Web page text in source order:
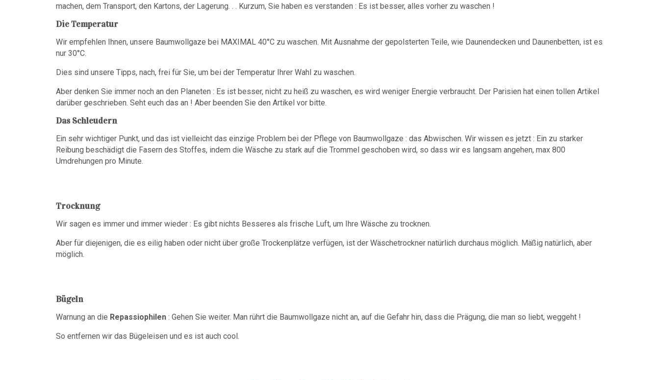
machen, dem Transport, den Kartons, der Lagerung. . . Kurzum, Sie haben es verstanden : Es ist besser, alles vorher zu waschen !
Die Temperatur
Wir empfehlen Ihnen, unsere Baumwollgaze bei MAXIMAL 40°C zu waschen. Mit Ausnahme der gepolsterten Teile, wie Daunendecken und Daunenbetten, ist es
nur 30°C.
Dies sind unsere Tipps, nach, frei für Sie, um bei der Temperatur Ihrer Wahl zu waschen.
Aber denken Sie immer noch an den Planeten : Es ist besser, nicht zu heiß zu waschen, es wird weniger Energie verbraucht. Der Parisien hat einen tollen Artikel
darüber geschrieben. Seht euch das an ! Aber beenden Sie den Artikel vor bitte.
Das Schleudern
Ein sehr wichtiger Punkt, und das ist vielleicht das einzige Problem bei der Pflege von Baumwollgaze : das Abwischen. Wir wissen es jetzt : Ein zu starker
Reibung beschädigt die Fasern des Stoffes, indem die Wäsche zu stark auf die Trommel geschoben wird, so dass wir es langsam angehen, max 800
Umdrehungen pro Minute.
Trocknung
Wir sagen es immer und immer wieder : Es gibt nichts Besseres als frische Luft, um Ihre Wäsche zu trocknen.
Aber für diejenigen, die es eilig haben oder nicht über große Trockenplätze verfügen, ist der Wäschetrockner natürlich durchaus möglich. Mäßig natürlich, aber
möglich.
Bügeln
Warnung an die Repassiophilen : Gehen Sie weiter. Man rührt die Baumwollgaze nicht an, auf die Gefahr hin, dass die Prägung, die man so liebt, weggeht !
So entfernen wir das Bügeleisen und es ist auch cool.